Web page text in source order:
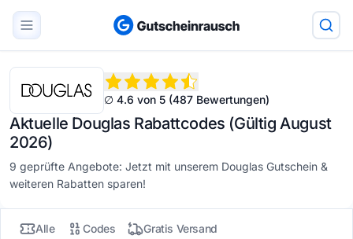
∅ 4.6 von 5 (487 Bewertungen)
Aktuelle Douglas Rabattcodes (Gültig August
2026)
9 geprüfte Angebote: Jetzt mit unserem Douglas Gutschein &
weiteren Rabatten sparen!
Alle Codes Gratis Versand